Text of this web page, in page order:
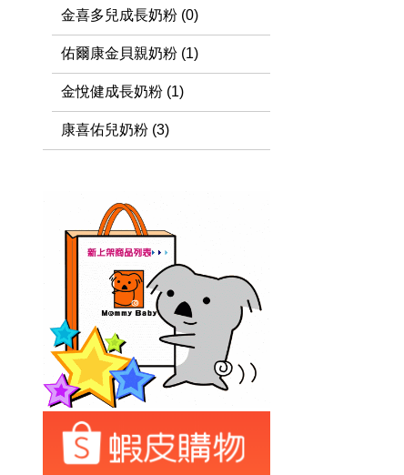
金喜多兒成長奶粉 (0)
佑爾康金貝親奶粉 (1)
金悅健成長奶粉 (1)
康喜佑兒奶粉 (3)